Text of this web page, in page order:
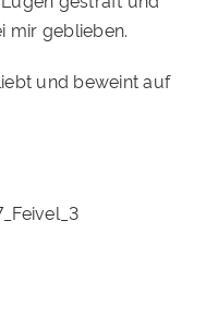
mir geblieben.
und beweint auf